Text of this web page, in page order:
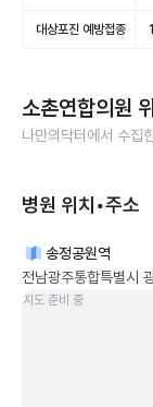
대상포진 예방접종
소촌연합의원
나만의닥터에서 수집
병원 위치•주소
송정공원역
전남광주통합특별시
지도 준비 중